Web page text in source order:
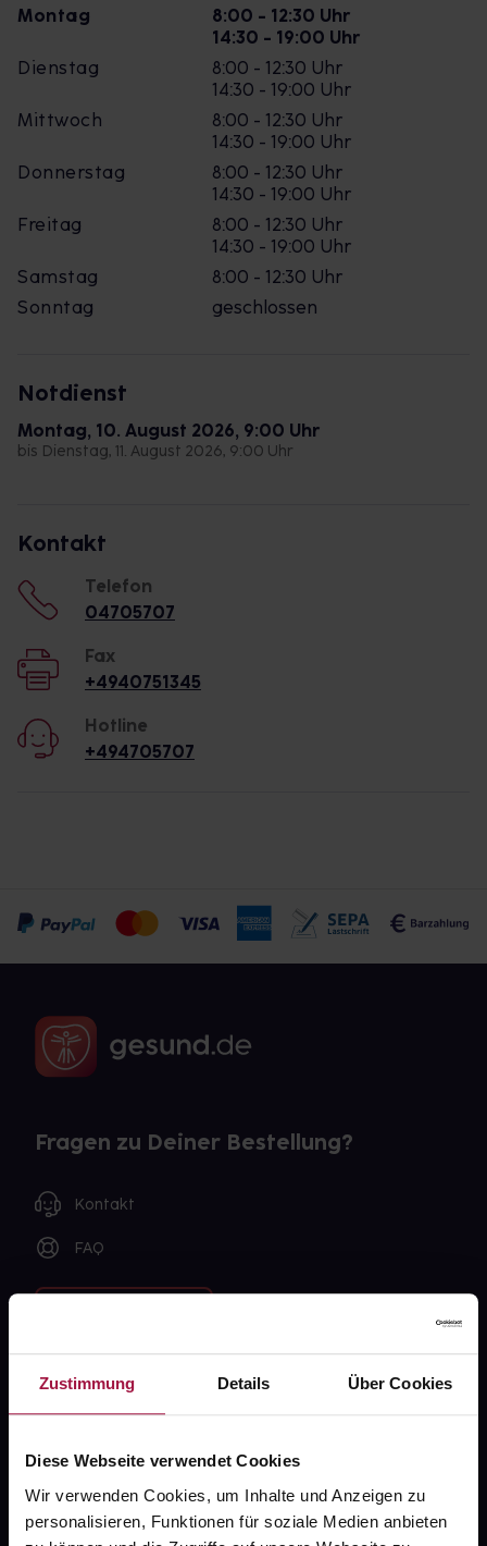
Zustimmung Details Über Cookies
Diese Webseite verwendet Cookies
Wir verwenden Cookies, um Inhalte und Anzeigen zu
personalisieren, Funktionen für soziale Medien anbieten
Montag
8:00 - 12:30 Uhr
14:30 - 19:00 Uhr
Dienstag
8:00 - 12:30 Uhr
14:30 - 19:00 Uhr
Mittwoch
8:00 - 12:30 Uhr
14:30 - 19:00 Uhr
Donnerstag
8:00 - 12:30 Uhr
14:30 - 19:00 Uhr
Freitag
8:00 - 12:30 Uhr
14:30 - 19:00 Uhr
Samstag
8:00 - 12:30 Uhr
Sonntag
geschlossen
Notdienst
Montag, 10. August 2026, 9:00 Uhr
bis Dienstag, 11. August 2026, 9:00 Uhr
Kontakt
Telefon
04705707
Fax
+4940751345
Hotline
+494705707
Fragen zu Deiner Bestellung?
Kontakt
FAQ
gesund.de
Über uns
Karriere
Newsletter